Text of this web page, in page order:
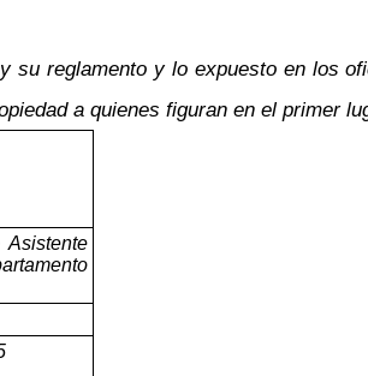
su reglamento y lo expuesto en los
a quienes figuran en el primer
Asistente